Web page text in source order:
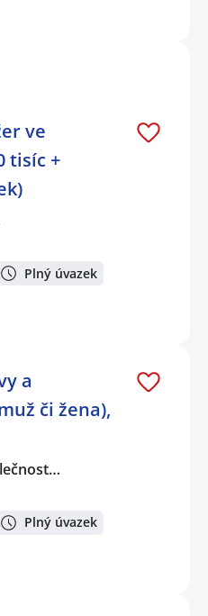
ve
tisíc +
Plný úvazek
a
či žena),
Plný úvazek